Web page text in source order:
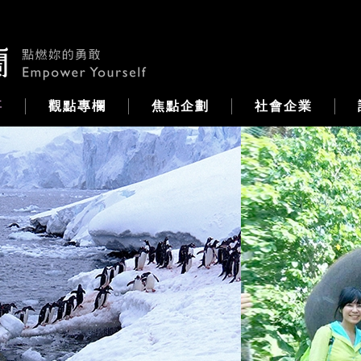
觀點專欄 焦點企劃 社會企業